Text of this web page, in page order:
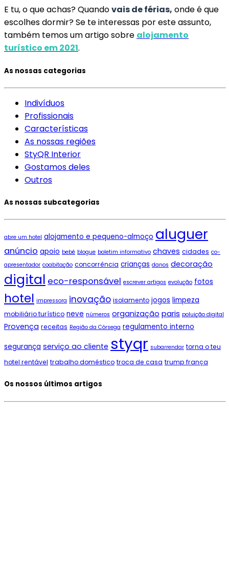
E tu, o que achas? Quandovais de férias, onde é que
escolhes dormir? Se te interessas por este assunto,
também temos um artigo sobre alojamento
turístico em 2021.
As nossas categorias
Indivíduos
Profissionais
Características
As nossas regiões
StyQR Interior
Gostamos deles
Outros
As nossas subcategorias
abre um hotel alojamento e pequeno-almoço aluguer
anúncio apoio bebé blogue boletim informativo chaves cidades co-
apresentador coabitação concorrência crianças danos decoração
digital eco-responsável escrever artigos evolução fotos
hotel impressora inovação isolamento jogos limpeza
mobiliário turístico neve números organização paris poluição digital
Provença receitas Região da Córsega regulamento interno
segurança serviço ao cliente styqr subarrendar torna o teu
hotel rentável trabalho doméstico troca de casa trump frança
Os nossos últimos artigos